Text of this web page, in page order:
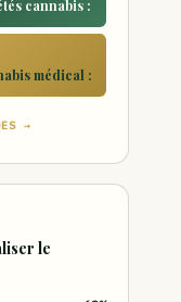
cannabis :
médical :
→
le